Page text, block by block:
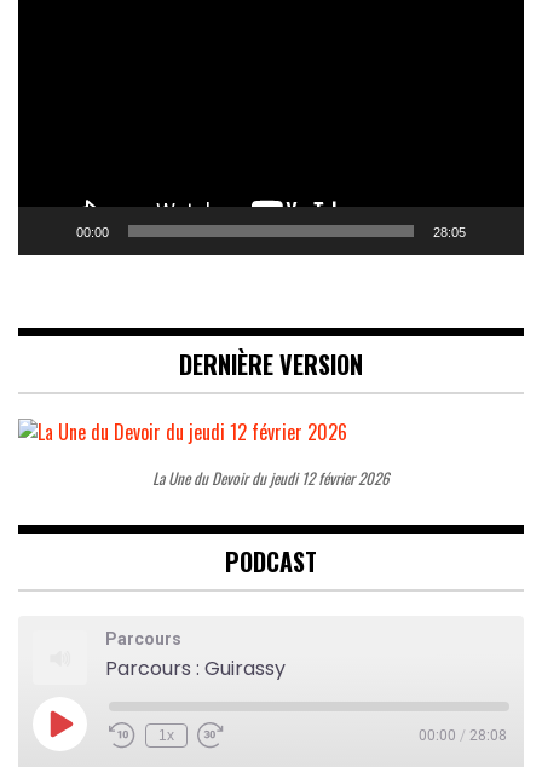
00:00 28:05
DERNIÈRE VERSION
La Une du Devoir du jeudi 12 février 2026
PODCAST
Parcours
Parcours : Guirassy
Play
Episode
Rewind
1x
Fast
00:00 / 28:08